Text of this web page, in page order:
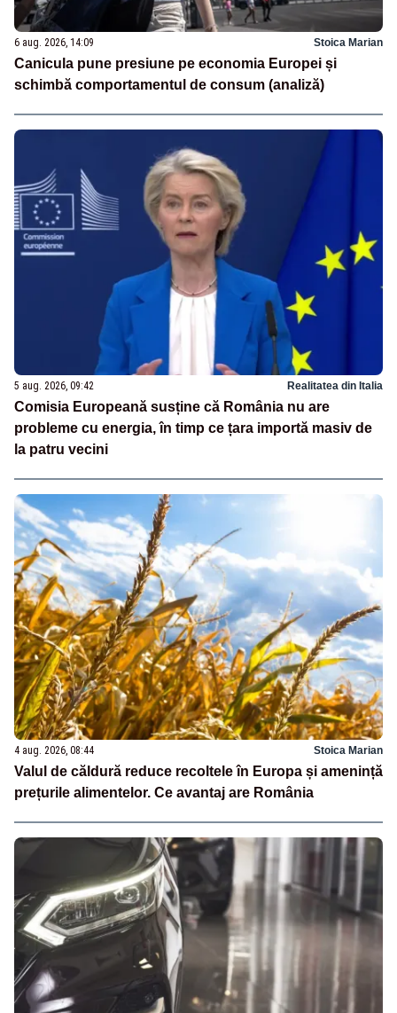
6 aug. 2026, 14:09 Stoica Marian
Canicula pune presiune pe economia Europei și
schimbă comportamentul de consum (analiză)
5 aug. 2026, 09:42 Realitatea din Italia
Comisia Europeană susține că România nu are
probleme cu energia, în timp ce țara importă masiv de
la patru vecini
4 aug. 2026, 08:44 Stoica Marian
Valul de căldură reduce recoltele în Europa și amenință
prețurile alimentelor. Ce avantaj are România